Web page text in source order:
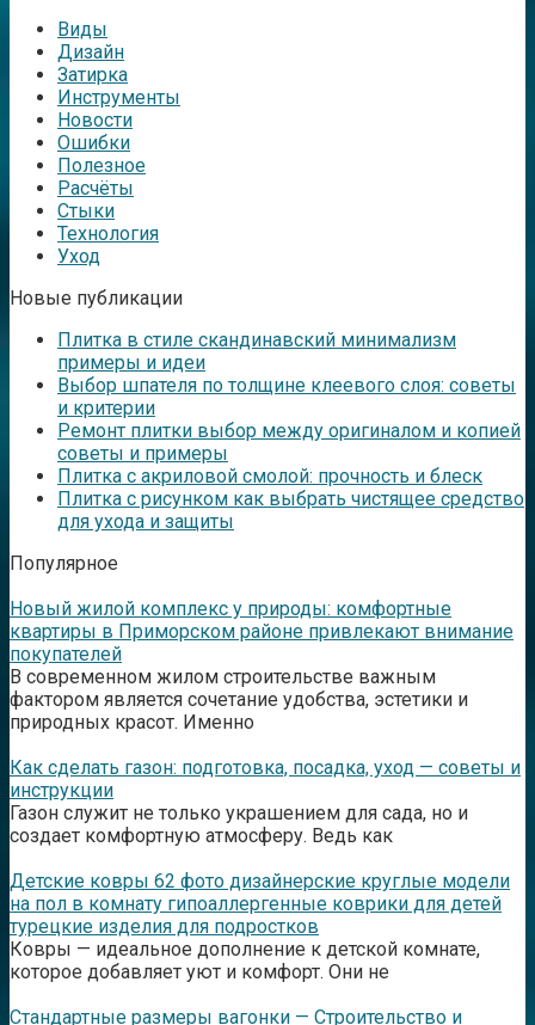
Виды
Дизайн
Затирка
Инструменты
Новости
Ошибки
Полезное
Расчёты
Стыки
Технология
Уход
Новые публикации
Плитка в стиле скандинавский минимализм
примеры и идеи
Выбор шпателя по толщине клеевого слоя: советы
и критерии
Ремонт плитки выбор между оригиналом и копией
советы и примеры
Плитка с акриловой смолой: прочность и блеск
Плитка с рисунком как выбрать чистящее средство
для ухода и защиты
Популярное
Новый жилой комплекс у природы: комфортные
квартиры в Приморском районе привлекают внимание
покупателей
В современном жилом строительстве важным
фактором является сочетание удобства, эстетики и
природных красот. Именно
Как сделать газон: подготовка, посадка, уход — советы и
инструкции
Газон служит не только украшением для сада, но и
создает комфортную атмосферу. Ведь как
Детские ковры 62 фото дизайнерские круглые модели
на пол в комнату гипоаллергенные коврики для детей
турецкие изделия для подростков
Ковры — идеальное дополнение к детской комнате,
которое добавляет уют и комфорт. Они не
Стандартные размеры вагонки — Строительство и